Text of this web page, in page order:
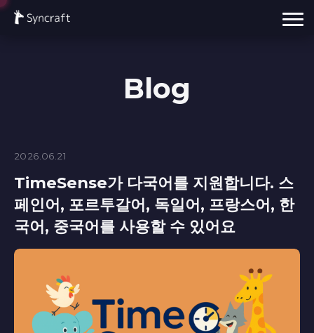
Blog
2026.06.21
TimeSense가 다국어를 지원합니다. 스
페인어, 포르투갈어, 독일어, 프랑스어, 한
국어, 중국어를 사용할 수 있어요